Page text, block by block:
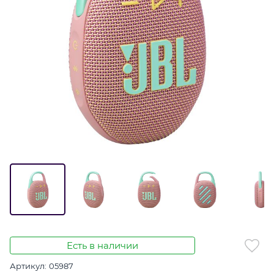
Есть в наличии
Артикул: 05987